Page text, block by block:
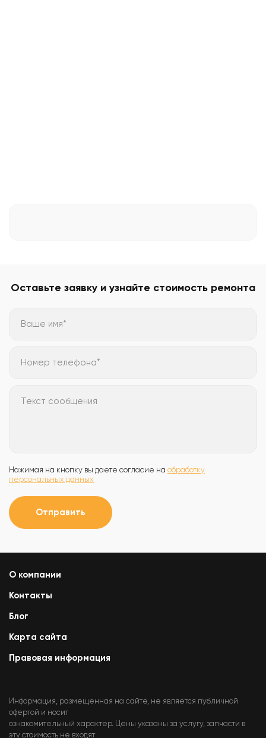
Оставьте заявку и узнайте стоимость ремонта
Ваше имя*
Номер телефона*
Текст сообщения
Нажимая на кнопку вы даете согласие на обработку
персональных данных
Отправить
О компании
Контакты
Блог
Карта сайта
Правовая информация
Информация, размещенная на сайте, не является публичной
офертой и носит
ознакомительный характер. Цены указаны за услугу, запчасти в
эту стоимость не входят